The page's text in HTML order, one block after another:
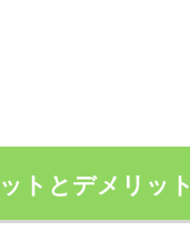
トとデメリット